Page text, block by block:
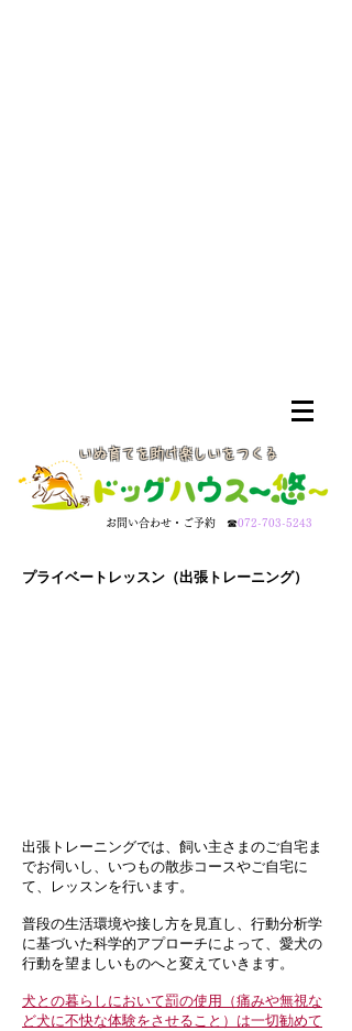
いぬ育てを助け楽しいをつくる
​お問い合わせ・ご予約 ☎072-703-5243
​プライベートレッスン（出張トレーニング）
出張トレーニングでは、飼い主さまのご自宅ま
でお伺いし、 いつもの散歩コースやご自宅に
て、レッスンを行います。
普段の生活環境や接し方を見直し、行動分析学
に基づいた科学的アプローチによって、 愛犬の
行動を望ましいものへと変えていきます。
犬との暮らしにおいて罰の使用（痛みや無視な
ど犬に不快な体験をさせること）は一切勧めて